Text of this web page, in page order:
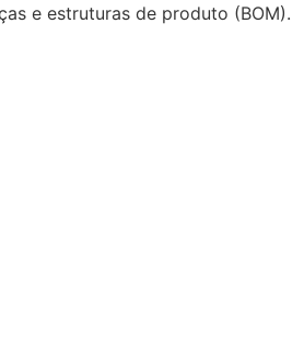
e estruturas de produto (BOM).